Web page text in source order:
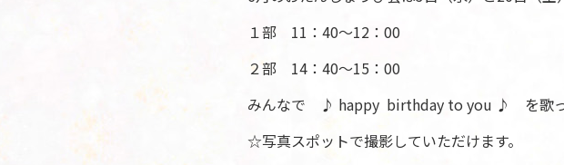
１部 11：40～12：00
２部 14：40～15：00
みんなで ♪ happy birthday to you ♪ を歌っ
☆写真スポットで撮影していただけます。